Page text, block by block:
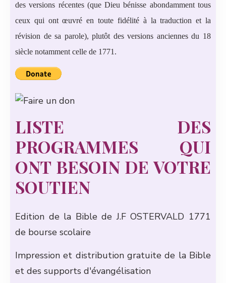
des versions récentes (que Dieu bénisse abondamment tous
ceux qui ont œuvré en toute fidélité à la traduction et la
révision de sa parole), plutôt des versions anciennes du 18
siècle notamment celle de 1771.
LISTE DES
PROGRAMMES QUI
ONT BESOIN DE VOTRE
SOUTIEN
Edition de la Bible de J.F OSTERVALD 1771
de bourse scolaire
Impression et distribution gratuite de la Bible
et des supports d'évangélisation